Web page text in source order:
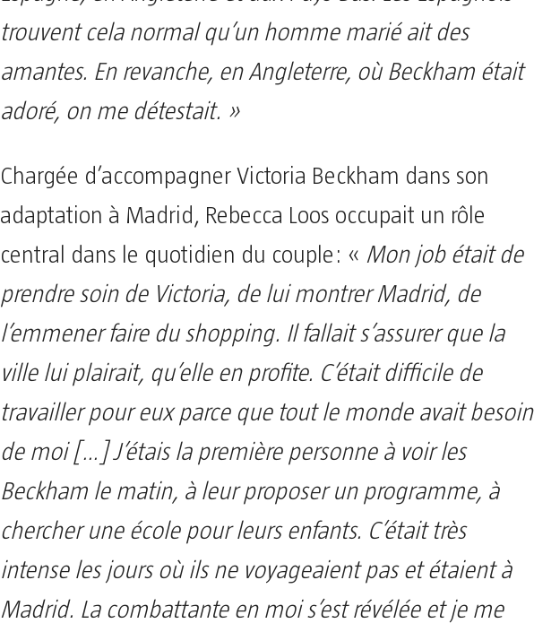
trouvent cela normal qu’un homme marié ait des
amantes. En revanche, en Angleterre, où Beckham était
adoré, on me détestait. »
Chargée d’accompagner Victoria Beckham dans son
adaptation à Madrid, Rebecca Loos occupait un rôle
central dans le quotidien du couple: « Mon job était de
prendre soin de Victoria, de lui montrer Madrid, de
l’emmener faire du shopping. Il fallait s’assurer que la
ville lui plairait, qu’elle en profite. C’était difficile de
travailler pour eux parce que tout le monde avait besoin
de moi […] J’étais la première personne à voir les
Beckham le matin, à leur proposer un programme, à
chercher une école pour leurs enfants. C’était très
intense les jours où ils ne voyageaient pas et étaient à
Madrid. La combattante en moi s’est révélée et je me